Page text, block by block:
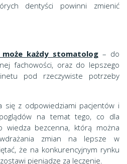
dentyści powinni zmienić
każdy stomatolog– do
fachowości, oraz do lepszego
pod rzeczywiste potrzeby
się z odpowiedziami pacjentów i
na temat tego, co dla
wiedza bezcenna, którą można
zmian na lepsze w
że na konkurencyjnym rynku
pieniądze za leczenie.